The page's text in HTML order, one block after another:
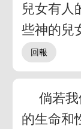
兒女有人
些神的兒
倘若
的生命和